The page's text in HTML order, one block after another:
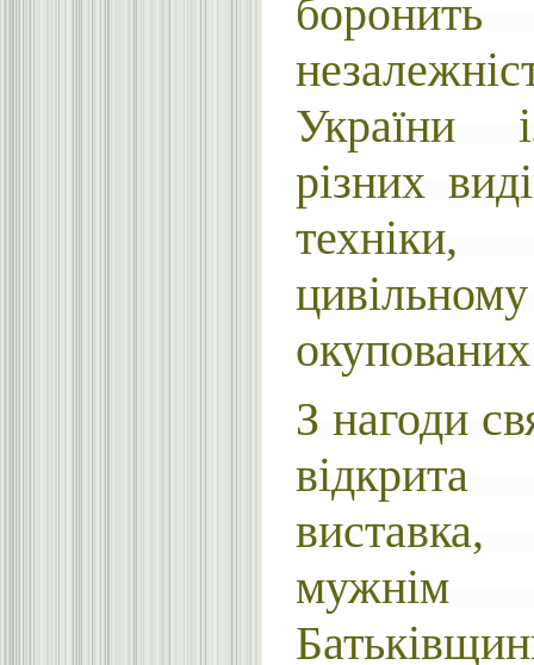
України
різних
З нагоди
виставка,
мужнім